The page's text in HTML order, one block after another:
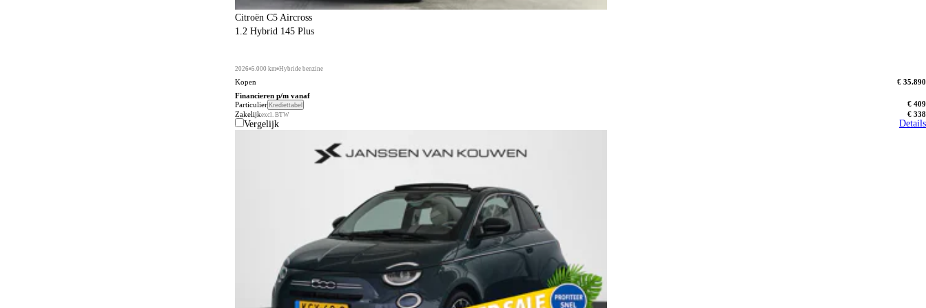
Citroën C5 Aircross
1.2 Hybrid 145 Plus
2026 5.000 km Hybride benzine
Kopen
€ 35.890
Financieren p/m vanaf
ParticulierKrediettabel
€ 409
Zakelijkexcl. BTW € 338
Vergelijk Details